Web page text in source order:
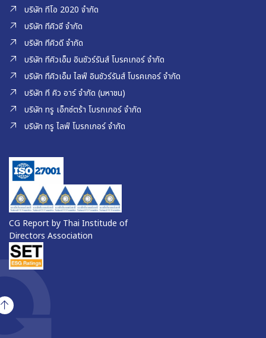
บริษัท ทีโอ 2020 จำกัด
บริษัท ทีคิวซี จำกัด
บริษัท ทีคิวดี จำกัด
บริษัท ทีคิวเอ็ม อินชัวร์รันส์ โบรคเกอร์ จำกัด
บริษัท ทีคิวเอ็ม ไลฟ์ อินชัวร์รันส์ โบรคเกอร์ จำกัด
บริษัท ที คิว อาร์ จำกัด (มหาชน)
บริษัท ทรู เอ็กซ์ตร้า โบรกเกอร์ จำกัด
บริษัท ทรู ไลฟ์ โบรกเกอร์ จำกัด
CG Report by Thai Institude of
Directors Association